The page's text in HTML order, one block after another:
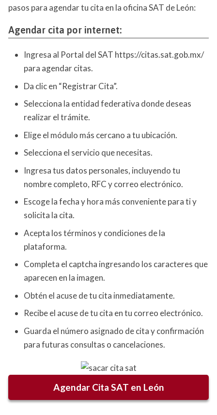
pasos para agendar tu cita en la oficina SAT de León:
Agendar cita por internet:
Ingresa al Portal del SAT https://citas.sat.gob.mx/
para agendar citas.
Da clic en “Registrar Cita”.
Selecciona la entidad federativa donde deseas
realizar el trámite.
Elige el módulo más cercano a tu ubicación.
Selecciona el servicio que necesitas.
Ingresa tus datos personales, incluyendo tu
nombre completo, RFC y correo electrónico.
Escoge la fecha y hora más conveniente para ti y
solicita la cita.
Acepta los términos y condiciones de la
plataforma.
Completa el captcha ingresando los caracteres que
aparecen en la imagen.
Obtén el acuse de tu cita inmediatamente.
Recibe el acuse de tu cita en tu correo electrónico.
Guarda el número asignado de cita y confirmación
para futuras consultas o cancelaciones.
Agendar Cita SAT en León